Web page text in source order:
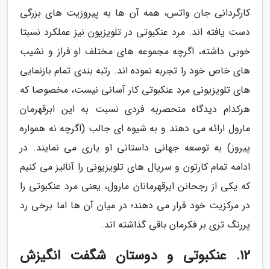
کارگردانی جان واتس، همه آن ها به پیروزیت های بزرگی
دست یافته اند. مرد عنکبوتی در تلویزیون نیز عملکرد نسبتا
خوبی داشته، اگرچه مجموعه های مختلف او فراز و نشیب
های خاص خود را تجربه نموده اند. رتبه بندی تمام بازنمایی
های تلویزیونی مرد عنکبوتی کار آسانی نیست، مخصوصا که
هرکدام دیدگاه منحصربه فردی نسبت به این ابرقهرمان
مارول ارائه می دهند و به شیوه ای جالب (اگرچه نه همواره
پیروز) به توسعه جهانی داستانی او یاری می نمایند. در
ادامه تمام کارتون و سریال های تلویزیونی را آنالیز می کنیم
که یکی از رجحانن ابرقهرمانان مارول، یعنی مرد عنکبوتی را
در مرکزیت خود قرار می دهند؛ در میان آن ها اما برخی رد
پررنگ تری بر فکرمان باقی گذاشته اند.
12. عنکبوتی و دوستان شگفت انگیزش